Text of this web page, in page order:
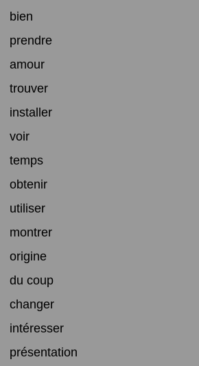
bien
prendre
amour
trouver
installer
voir
temps
obtenir
utiliser
montrer
origine
du coup
changer
intéresser
présentation